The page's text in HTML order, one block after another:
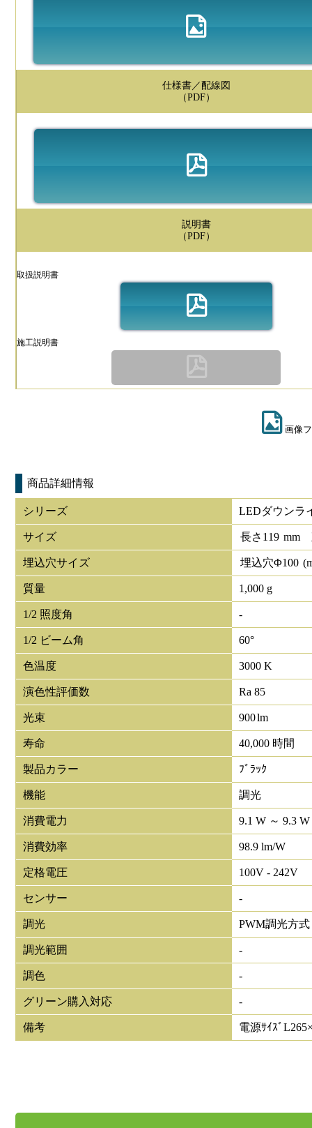
仕様書／配線図
（PDF）
説明書
（PDF）
取扱説明書
施工説明書
画像
商品詳細情報
シリーズ LEDダウンラ
サイズ 長さ 119 mm
埋込穴サイズ 埋込穴Φ100
質量 1,000 g
1/2 照度角 -
1/2 ビーム角 60°
色温度 3000 K
演色性評価数 Ra 85
光束 900lm
寿命 40,000 時間
製品カラー ﾌﾞﾗｯｸ
機能 調光
消費電力 9.1 W ～ 9.3 W
消費効率 98.9 lm/W
定格電圧 100V - 242V
センサー -
調光 PWM調光方式
調光範囲 -
調色 -
グリーン購入対応 -
備考 電源ｻｲｽﾞ